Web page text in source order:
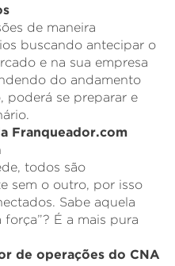
de maneira
buscando antecipar o
e na sua empresa
do andamento
poderá se preparar e
Franqueador.com
todos são
sem o outro, por isso
Sabe aquela
É a mais pura
de operações do CNA